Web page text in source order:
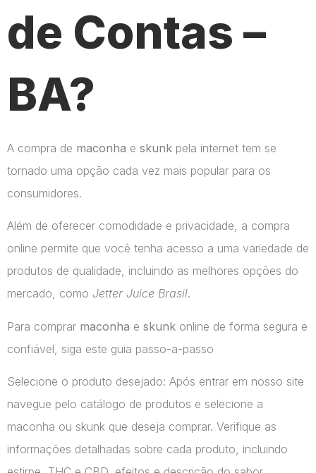
de Contas –
BA?
A compra de maconha e skunk pela internet tem se
tornado uma opção cada vez mais popular para os
consumidores.
Além de oferecer comodidade e privacidade, a compra
online permite que você tenha acesso a uma variedade de
produtos de qualidade, incluindo as melhores opções do
mercado, como Jetter Juice Brasil.
Para comprar maconha e skunk online de forma segura e
confiável, siga este guia passo-a-passo
Selecione o produto desejado: Após entrar em nosso site
navegue pelo catálogo de produtos e selecione a
maconha ou skunk que deseja comprar. Verifique as
informações detalhadas sobre cada produto, incluindo